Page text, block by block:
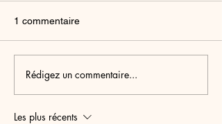
Découvrez nos massages
1 commentaire
Rédigez un commentaire...
Les plus récents